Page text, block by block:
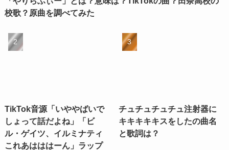
校歌？原曲を調べてみた
TikTok音源「いややばいで
しょって話だよね」「ビ
ル・ゲイツ、イルミナティ
これあはははーん」ラップ
チュチュチュチュ注射器に
キキキキキスをしたの曲名
と歌詞は？